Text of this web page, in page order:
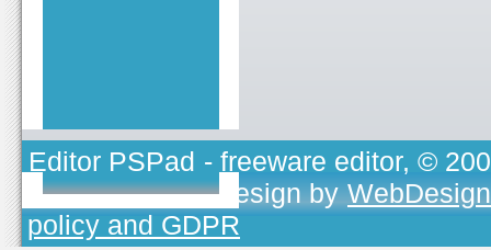
Editor PSPad - freeware editor, ©
TOJEONO.CZ, design by
policy and GDPR